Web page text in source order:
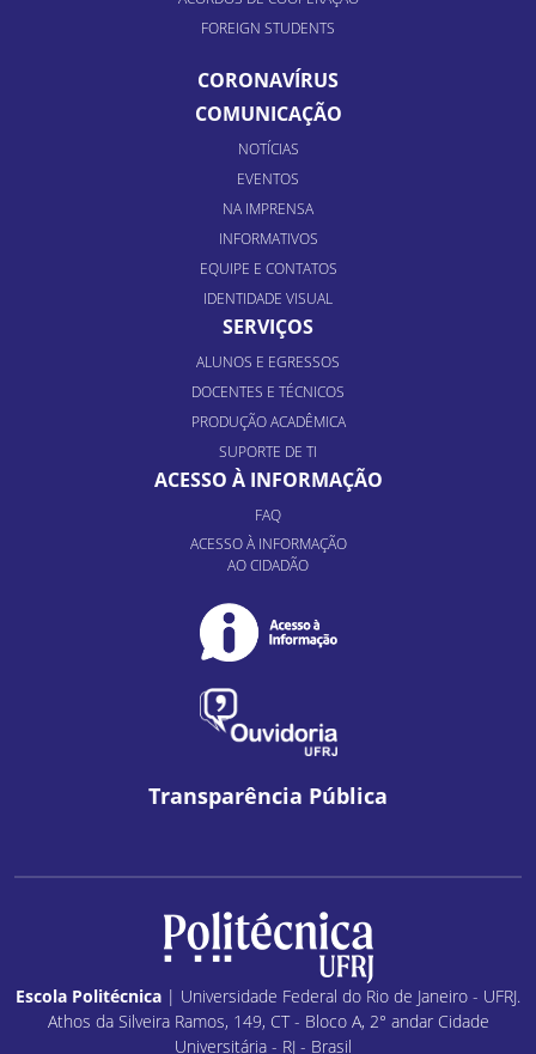
FOREIGN STUDENTS
CORONAVÍRUS
COMUNICAÇÃO
NOTÍCIAS
EVENTOS
NA IMPRENSA
INFORMATIVOS
EQUIPE E CONTATOS
IDENTIDADE VISUAL
SERVIÇOS
ALUNOS E EGRESSOS
DOCENTES E TÉCNICOS
PRODUÇÃO ACADÊMICA
SUPORTE DE TI
ACESSO À INFORMAÇÃO
FAQ
ACESSO À INFORMAÇÃO
AO CIDADÃO
Transparência Pública
Escola Politécnica | Universidade Federal do Rio de Janeiro - UFRJ.
Athos da Silveira Ramos, 149, CT - Bloco A, 2° andar Cidade
Universitária - RJ - Brasil